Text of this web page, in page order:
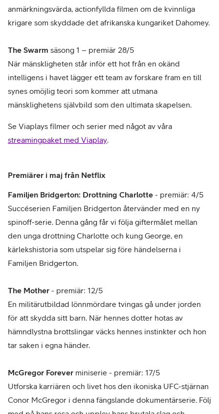
anmärkningsvärda, actionfyllda filmen om de kvinnliga
krigare som skyddade det afrikanska kungariket Dahomey.
The Swarm säsong 1 – premiär 28/5
När mänskligheten står inför ett hot från en okänd
intelligens i havet lägger ett team av forskare fram en till
synes omöjlig teori som kommer att utmana
mänsklighetens självbild som den ultimata skapelsen.
Se Viaplays filmer och serier med något av våra
streamingpaket med Viaplay
Premiärer i maj från Netflix
Familjen Bridgerton: Drottning Charlotte - premiär: 4/5
Succéserien Familjen Bridgerton återvänder med en ny
spinoff-serie. Denna gång får vi följa giftermålet mellan
den unga drottning Charlotte och kung George, en
kärlekshistoria som utspelar sig före händelserna i
Familjen Bridgerton.
The Mother - premiär: 12/5
En militärutbildad lönnmördare tvingas gå under jorden
för att skydda sitt barn. När hennes dotter hotas av
hämndlystna brottslingar väcks hennes instinkter och hon
tar saken i egna händer.
McGregor Forever miniserie - premiär: 17/5
Utforska karriären och livet hos den ikoniska UFC-stjärnan
Conor McGregor i denna fängslande dokumentärserie. Följ